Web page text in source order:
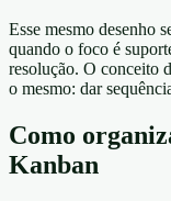
Esse mesmo desenho
quando o foco é
resolução. O conceito
o mesmo: dar
Como
Kanban